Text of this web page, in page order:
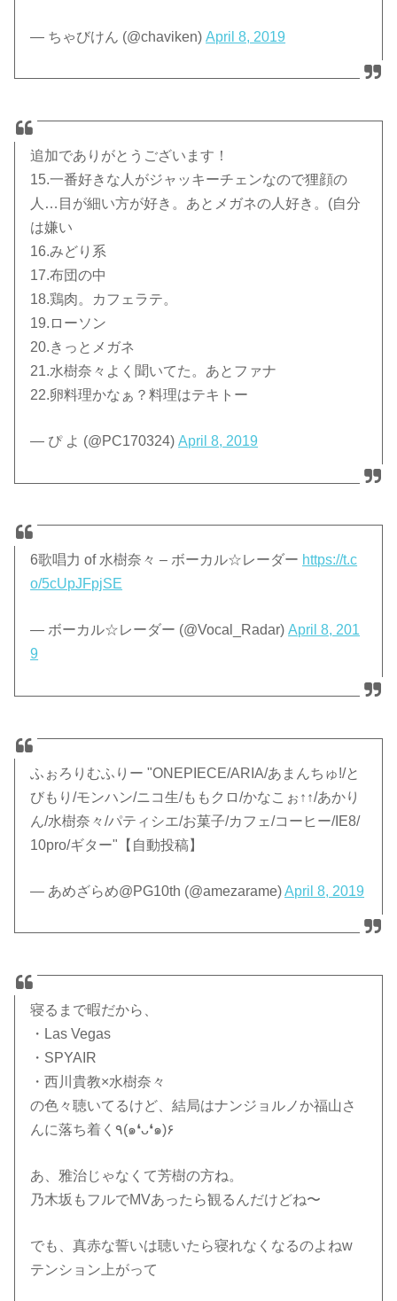
— ちゃびけん (@chaviken)April 8, 2019
追加でありがとうございます！
15.一番好きな人がジャッキーチェンなので狸顔の
人…目が細い方が好き。あとメガネの人好き。(自分
は嫌い
16.みどり系
17.布団の中
18.鶏肉。カフェラテ。
19.ローソン
20.きっとメガネ
21.水樹奈々よく聞いてた。あとファナ
22.卵料理かなぁ？料理はテキトー
— ぴ よ (@PC170324)April 8, 2019
6歌唱力 of 水樹奈々 – ボーカル☆レーダー https://t.c
o/5cUpJFpjSE
— ボーカル☆レーダー (@Vocal_Radar)April 8, 201
9
ふぉろりむふりー "ONEPIECE/ARIA/あまんちゅ!/と
びもり/モンハン/ニコ生/ももクロ/かなこぉ↑↑/あかり
ん/水樹奈々/パティシエ/お菓子/カフェ/コーヒー/IE8/
10pro/ギター"【自動投稿】
— あめざらめ@PG10th (@amezarame)April 8, 2019
寝るまで暇だから、
・Las Vegas
・SPYAIR
・西川貴教×水樹奈々
の色々聴いてるけど、結局はナンジョルノか福山さ
んに落ち着く٩(๑❛ᴗ❛๑)۶
あ、雅治じゃなくて芳樹の方ね。
乃木坂もフルでMVあったら観るんだけどね〜
でも、真赤な誓いは聴いたら寝れなくなるのよねw
テンション上がって